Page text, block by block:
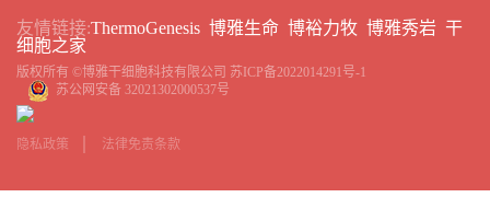
友情链接:ThermoGenesis 博雅生命 博裕力牧 博雅秀岩 干
细胞之家
版权所有 ©博雅干细胞科技有限公司 苏ICP备2022014291号-1
苏公网安备 32021302000537号
隐私政策 法律免责条款